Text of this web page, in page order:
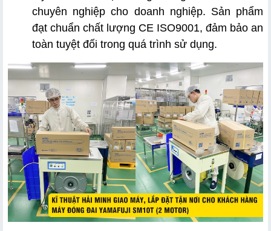
chuyên nghiệp cho doanh nghiệp. Sản phẩm
đạt chuẩn chất lượng CE ISO9001, đảm bảo an
toàn tuyệt đối trong quá trình sử dụng.